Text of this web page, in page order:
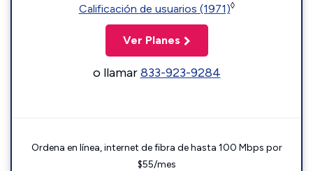
Calificación de usuarios (1971)◊
Ver Planes
o llamar833-923-9284
Ordena en línea, internet de fibra de hasta 100 Mbps por
$55/mes